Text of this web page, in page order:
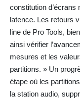
constitution
latence. Les retours
line de Pro Tools,
ainsi vérifier
mesures et les
partitions. » Un
étape où les
la station audio,